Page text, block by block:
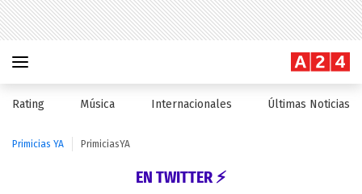
Rating Música Internacionales Últimas Noticias
Primicias YA PrimiciasYA
EN TWITTER ⚡